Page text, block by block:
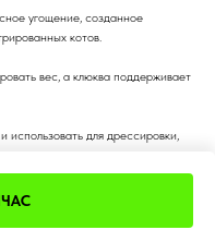
угощение, созданное
котов.
вес, а клюква поддерживает
использовать для дрессировки,